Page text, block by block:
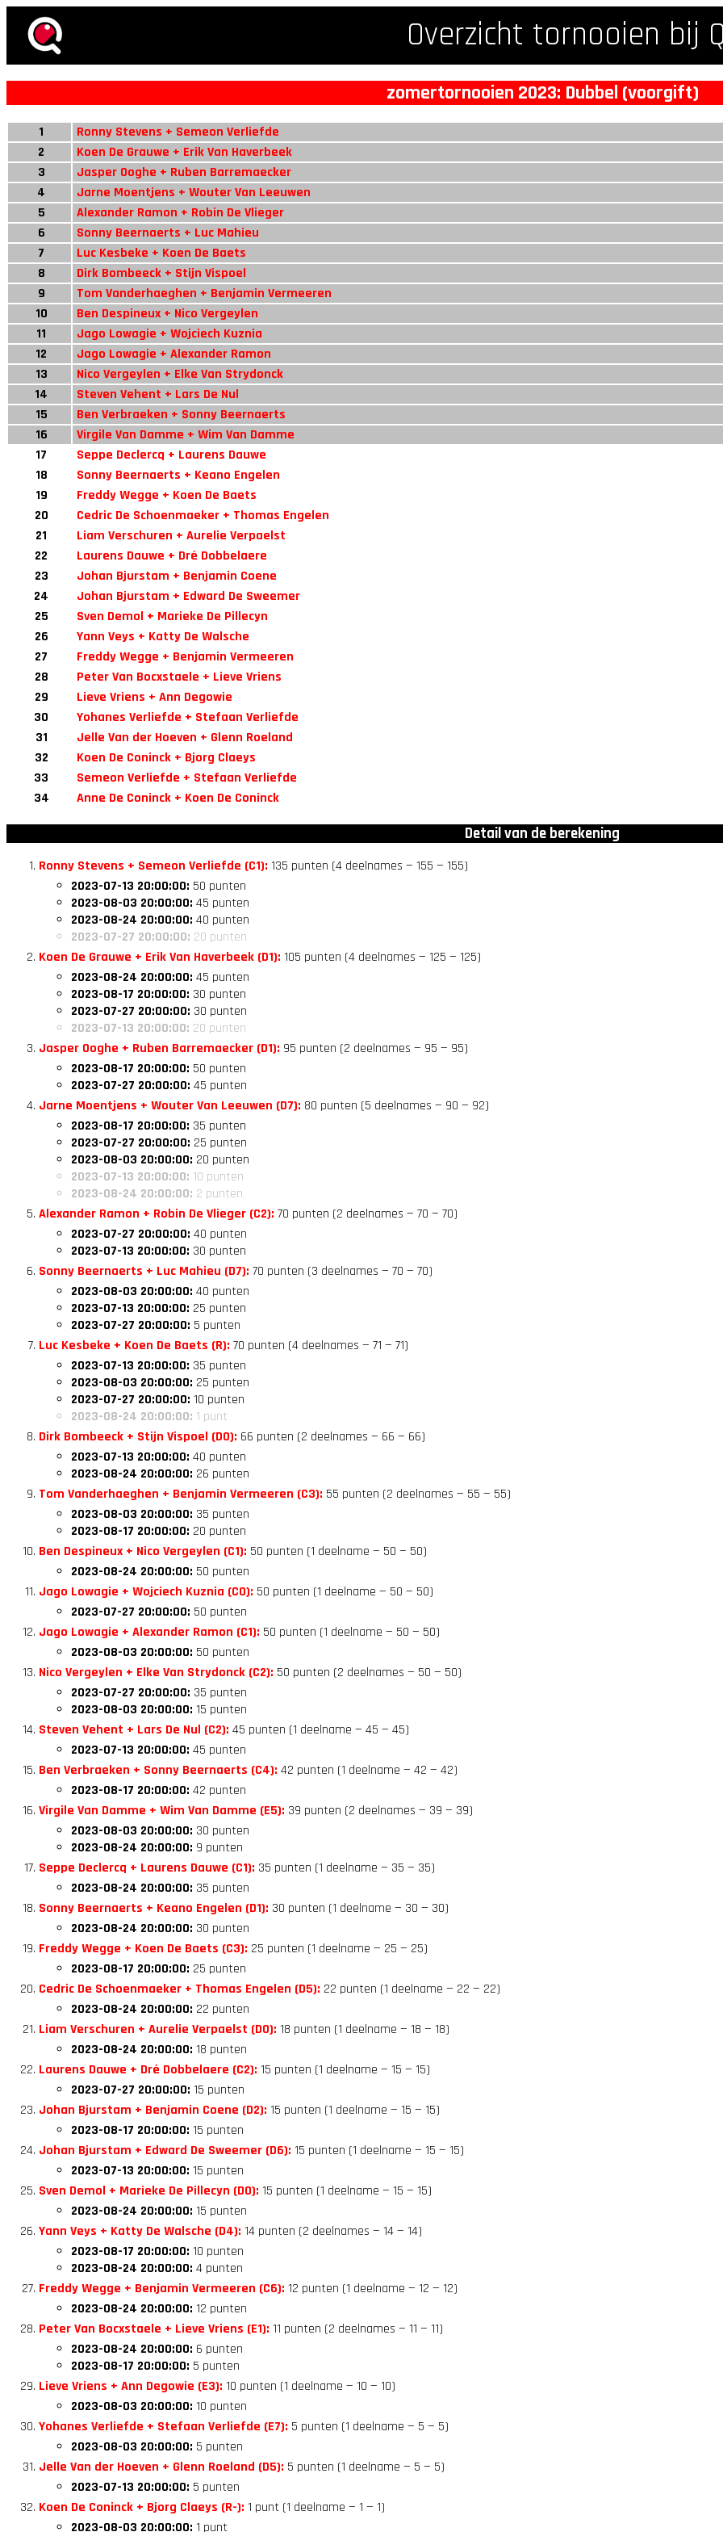
Overzicht tornooien bij
zomertornooien 2023: Dubbel (voorgift)
1 Ronny Stevens + Semeon Verliefde
2
Koen De Grauwe + Erik Van Haverbeek
3
Jasper Ooghe + Ruben Barremaecker
4
Jarne Moentjens + Wouter Van Leeuwen
5
Alexander Ramon + Robin De Vlieger
6
Sonny Beernaerts + Luc Mahieu
7
Luc Kesbeke + Koen De Baets
8
Dirk Bombeeck + Stijn Vispoel
9
Tom Vanderhaeghen + Benjamin Vermeeren
10
Ben Despineux + Nico Vergeylen
11
Jago Lowagie + Wojciech Kuznia
12
Jago Lowagie + Alexander Ramon
13
Nico Vergeylen + Elke Van Strydonck
14
Steven Vehent + Lars De Nul
15
Ben Verbraeken + Sonny Beernaerts
16
Virgile Van Damme + Wim Van Damme
17
Seppe Declercq + Laurens Dauwe
18
Sonny Beernaerts + Keano Engelen
19
Freddy Wegge + Koen De Baets
20
Cedric De Schoenmaeker + Thomas Engelen
21
Liam Verschuren + Aurelie Verpaelst
22
Laurens Dauwe + Dré Dobbelaere
23
Johan Bjurstam + Benjamin Coene
24
Johan Bjurstam + Edward De Sweemer
25
Sven Demol + Marieke De Pillecyn
26
Yann Veys + Katty De Walsche
27
Freddy Wegge + Benjamin Vermeeren
28
Peter Van Bocxstaele + Lieve Vriens
29
Lieve Vriens + Ann Degowie
30
Yohanes Verliefde + Stefaan Verliefde
31
Jelle Van der Hoeven + Glenn Roeland
32
Koen De Coninck + Bjorg Claeys
33
Semeon Verliefde + Stefaan Verliefde
34
Anne De Coninck + Koen De Coninck
Detail van de berekening
Ronny Stevens + Semeon Verliefde (C1): 135 punten (4 deelnames — 155 — 155)
2023-07-13 20:00:00: 50 punten
2023-08-03 20:00:00: 45 punten
2023-08-24 20:00:00: 40 punten
2023-07-27 20:00:00: 20 punten
Koen De Grauwe + Erik Van Haverbeek (D1): 105 punten (4 deelnames — 125 — 125)
2023-08-24 20:00:00: 45 punten
2023-08-17 20:00:00: 30 punten
2023-07-27 20:00:00: 30 punten
2023-07-13 20:00:00: 20 punten
Jasper Ooghe + Ruben Barremaecker (D1): 95 punten (2 deelnames — 95 — 95)
2023-08-17 20:00:00: 50 punten
2023-07-27 20:00:00: 45 punten
Jarne Moentjens + Wouter Van Leeuwen (D7): 80 punten (5 deelnames — 90 — 92)
2023-08-17 20:00:00: 35 punten
2023-07-27 20:00:00: 25 punten
2023-08-03 20:00:00: 20 punten
2023-07-13 20:00:00: 10 punten
2023-08-24 20:00:00: 2 punten
Alexander Ramon + Robin De Vlieger (C2): 70 punten (2 deelnames — 70 — 70)
2023-07-27 20:00:00: 40 punten
2023-07-13 20:00:00: 30 punten
Sonny Beernaerts + Luc Mahieu (D7): 70 punten (3 deelnames — 70 — 70)
2023-08-03 20:00:00: 40 punten
2023-07-13 20:00:00: 25 punten
2023-07-27 20:00:00: 5 punten
Luc Kesbeke + Koen De Baets (R): 70 punten (4 deelnames — 71 — 71)
2023-07-13 20:00:00: 35 punten
2023-08-03 20:00:00: 25 punten
2023-07-27 20:00:00: 10 punten
2023-08-24 20:00:00: 1 punt
Dirk Bombeeck + Stijn Vispoel (D0): 66 punten (2 deelnames — 66 — 66)
2023-07-13 20:00:00: 40 punten
2023-08-24 20:00:00: 26 punten
Tom Vanderhaeghen + Benjamin Vermeeren (C3): 55 punten (2 deelnames — 55 — 55)
2023-08-03 20:00:00: 35 punten
2023-08-17 20:00:00: 20 punten
Ben Despineux + Nico Vergeylen (C1): 50 punten (1 deelname — 50 — 50)
2023-08-24 20:00:00: 50 punten
Jago Lowagie + Wojciech Kuznia (C0): 50 punten (1 deelname — 50 — 50)
2023-07-27 20:00:00: 50 punten
Jago Lowagie + Alexander Ramon (C1): 50 punten (1 deelname — 50 — 50)
2023-08-03 20:00:00: 50 punten
Nico Vergeylen + Elke Van Strydonck (C2): 50 punten (2 deelnames — 50 — 50)
2023-07-27 20:00:00: 35 punten
2023-08-03 20:00:00: 15 punten
Steven Vehent + Lars De Nul (C2): 45 punten (1 deelname — 45 — 45)
2023-07-13 20:00:00: 45 punten
Ben Verbraeken + Sonny Beernaerts (C4): 42 punten (1 deelname — 42 — 42)
2023-08-17 20:00:00: 42 punten
Virgile Van Damme + Wim Van Damme (E5): 39 punten (2 deelnames — 39 — 39)
2023-08-03 20:00:00: 30 punten
2023-08-24 20:00:00: 9 punten
Seppe Declercq + Laurens Dauwe (C1): 35 punten (1 deelname — 35 — 35)
2023-08-24 20:00:00: 35 punten
Sonny Beernaerts + Keano Engelen (D1): 30 punten (1 deelname — 30 — 30)
2023-08-24 20:00:00: 30 punten
Freddy Wegge + Koen De Baets (C3): 25 punten (1 deelname — 25 — 25)
2023-08-17 20:00:00: 25 punten
Cedric De Schoenmaeker + Thomas Engelen (D5): 22 punten (1 deelname — 22 — 22)
2023-08-24 20:00:00: 22 punten
Liam Verschuren + Aurelie Verpaelst (D0): 18 punten (1 deelname — 18 — 18)
2023-08-24 20:00:00: 18 punten
Laurens Dauwe + Dré Dobbelaere (C2): 15 punten (1 deelname — 15 — 15)
2023-07-27 20:00:00: 15 punten
Johan Bjurstam + Benjamin Coene (D2): 15 punten (1 deelname — 15 — 15)
2023-08-17 20:00:00: 15 punten
Johan Bjurstam + Edward De Sweemer (D6): 15 punten (1 deelname — 15 — 15)
2023-07-13 20:00:00: 15 punten
Sven Demol + Marieke De Pillecyn (D0): 15 punten (1 deelname — 15 — 15)
2023-08-24 20:00:00: 15 punten
Yann Veys + Katty De Walsche (D4): 14 punten (2 deelnames — 14 — 14)
2023-08-17 20:00:00: 10 punten
2023-08-24 20:00:00: 4 punten
Freddy Wegge + Benjamin Vermeeren (C6): 12 punten (1 deelname — 12 — 12)
2023-08-24 20:00:00: 12 punten
Peter Van Bocxstaele + Lieve Vriens (E1): 11 punten (2 deelnames — 11 — 11)
2023-08-24 20:00:00: 6 punten
2023-08-17 20:00:00: 5 punten
Lieve Vriens + Ann Degowie (E3): 10 punten (1 deelname — 10 — 10)
2023-08-03 20:00:00: 10 punten
Yohanes Verliefde + Stefaan Verliefde (E7): 5 punten (1 deelname — 5 — 5)
2023-08-03 20:00:00: 5 punten
Jelle Van der Hoeven + Glenn Roeland (D5): 5 punten (1 deelname — 5 — 5)
2023-07-13 20:00:00: 5 punten
Koen De Coninck + Bjorg Claeys (R-): 1 punt (1 deelname — 1 — 1)
2023-08-03 20:00:00: 1 punt